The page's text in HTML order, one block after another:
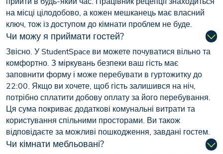
на місці цілодобово, а кожен мешканець має власний
ключ, тож із доступом до кімнати проблем не буде.
Чи можу я приймати гостей?
Звісно. У StudentSpace ви можете почуватися вільно та
комфортно. З міркувань безпеки ваш гість має
заповнити форму і може перебувати в гуртожитку до
22:00. Якщо ви хочете, щоб гість залишився на ніч,
потрібно сплатити добову оплату за його перебування.
Ця сума покриває додаткові комунальні витрати та
користування спільними просторами. Ви також
відповідаєте за можливі пошкодження, завдані гостем.
Чи кімнати мебльовані?